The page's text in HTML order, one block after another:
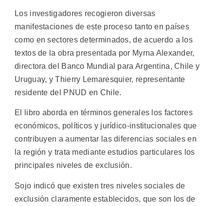
Los investigadores recogieron diversas
manifestaciones de este proceso tanto en países
como en sectores determinados, de acuerdo a los
textos de la obra presentada por Myrna Alexander,
directora del Banco Mundial para Argentina, Chile y
Uruguay, y Thierry Lemaresquier, representante
residente del PNUD en Chile.
El libro aborda en términos generales los factores
económicos, políticos y jurídico-institucionales que
contribuyen a aumentar las diferencias sociales en
la región y trata mediante estudios particulares los
principales niveles de exclusión.
Sojo indicó que existen tres niveles sociales de
exclusión claramente establecidos, que son los de